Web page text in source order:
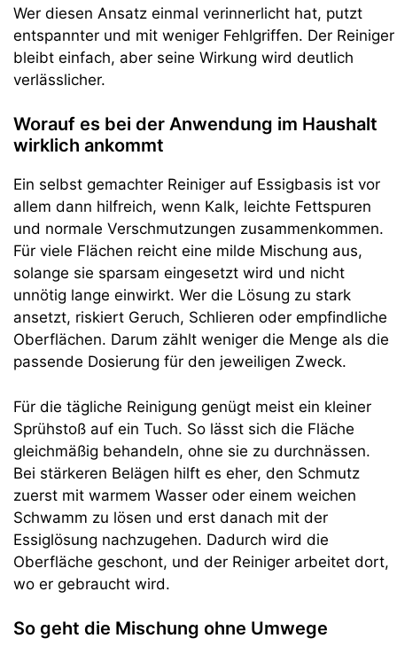
Wer diesen Ansatz einmal verinnerlicht hat, putzt
entspannter und mit weniger Fehlgriffen. Der Reiniger
bleibt einfach, aber seine Wirkung wird deutlich
verlässlicher.
Worauf es bei der Anwendung im Haushalt
wirklich ankommt
Ein selbst gemachter Reiniger auf Essigbasis ist vor
allem dann hilfreich, wenn Kalk, leichte Fettspuren
und normale Verschmutzungen zusammenkommen.
Für viele Flächen reicht eine milde Mischung aus,
solange sie sparsam eingesetzt wird und nicht
unnötig lange einwirkt. Wer die Lösung zu stark
ansetzt, riskiert Geruch, Schlieren oder empfindliche
Oberflächen. Darum zählt weniger die Menge als die
passende Dosierung für den jeweiligen Zweck.
Für die tägliche Reinigung genügt meist ein kleiner
Sprühstoß auf ein Tuch. So lässt sich die Fläche
gleichmäßig behandeln, ohne sie zu durchnässen.
Bei stärkeren Belägen hilft es eher, den Schmutz
zuerst mit warmem Wasser oder einem weichen
Schwamm zu lösen und erst danach mit der
Essiglösung nachzugehen. Dadurch wird die
Oberfläche geschont, und der Reiniger arbeitet dort,
wo er gebraucht wird.
So geht die Mischung ohne Umwege